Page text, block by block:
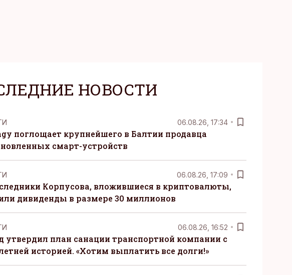
НОВОСТИ
06.08.26, 17:34
поглощает крупнейшего в Балтии продавца
смарт-устройств
06.08.26, 17:09
Корпусова, вложившиеся в криптовалюты,
дивиденды в размере 30 миллионов
06.08.26, 16:52
утвердил план санации транспортной компании с
историей. «Хотим выплатить все долги!»